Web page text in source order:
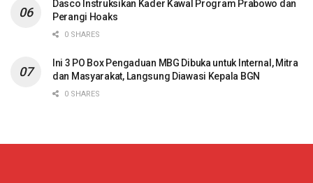
Dasco Instruksikan Kader Kawal Program Prabowo dan
Perangi Hoaks
0 SHARES
Ini 3 PO Box Pengaduan MBG Dibuka untuk Internal, Mitra
dan Masyarakat, Langsung Diawasi Kepala BGN
0 SHARES